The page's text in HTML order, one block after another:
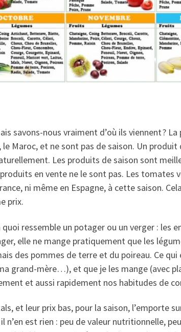
savons-nous vraiment d’où ils viennent ?
Maroc, et ne sont pas de saison. Un
Les produits de saison sont
en vente ne le sont pas. Les tomates
ni même en Espagne, à cette saison.
prix.
ressemble un potager ou un verger :
elle ne mange pratiquement que les
des pommes de terre et du poireau. Ce qui
grand-mère…), et que je les mange (avec
et aussi rapidement nos habitudes de
et leur prix bas, pour la saison, l’emporte
est rien : peu de valeur nutritionnelle,